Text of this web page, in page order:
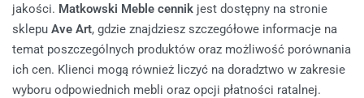
jakości. Matkowski Meble cennik jest dostępny na stronie
sklepu Ave Art, gdzie znajdziesz szczegółowe informacje na
temat poszczególnych produktów oraz możliwość porównania
ich cen. Klienci mogą również liczyć na doradztwo w zakresie
wyboru odpowiednich mebli oraz opcji płatności ratalnej.